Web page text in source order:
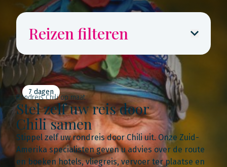
Reizen filteren
7 dagen
Rondreis Chili op maat
Stel zelf uw reis door
Chili samen
Stippel zelf uw rondreis door Chili uit. Onze Zuid-
Amerika specialisten geven u advies over de route
en boeken hotels, vliegreis, vervoer ter plaatse en